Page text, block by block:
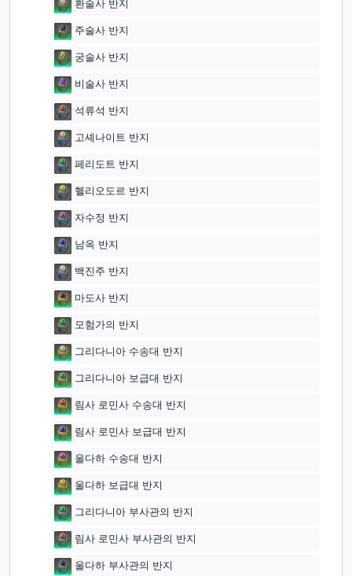
환술사 반지
주술사 반지
궁술사 반지
비술사 반지
석류석 반지
고셰나이트 반지
페리도트 반지
헬리오도르 반지
자수정 반지
남옥 반지
백진주 반지
마도사 반지
모험가의 반지
그리다니아 수송대 반지
그리다니아 보급대 반지
림사 로민사 수송대 반지
림사 로민사 보급대 반지
울다하 수송대 반지
울다하 보급대 반지
그리다니아 부사관의 반지
림사 로민사 부사관의 반지
울다하 부사관의 반지